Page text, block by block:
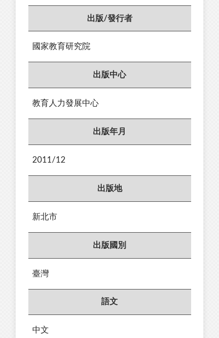
出版/發行者
國家教育研究院
出版中心
教育人力發展中心
出版年月
2011/12
出版地
新北市
出版國別
臺灣
語文
中文